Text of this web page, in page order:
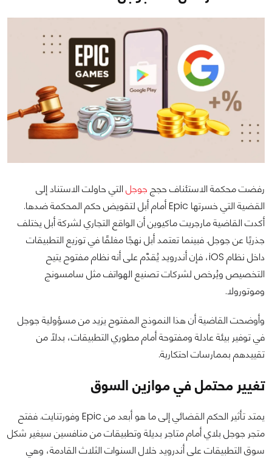
رفضت محكمة الاستئناف حجج جوجلالتي حاولت الاستناد إلى
القضية التي خسرتها Epic أمام أبل لتقويض حكم المحكمة ضدها.
أكدت القاضية مارجريت ماكيوين أن الواقع التجاري لشركة أبل يختلف
جذريًا عن جوجل. فبينما تعتمد أبل نهجًا مغلقًا في توزيع التطبيقات
داخل نظام iOS، فإن أندرويد يُقدَّم على أنه نظام مفتوح يتيح
التخصيص ويُرخص لشركات تصنيع الهواتف مثل سامسونج
وموتورولا.
وأوضحت القاضية أن هذا النموذج المفتوح يزيد من مسؤولية جوجل
في توفير بيئة عادلة ومفتوحة أمام مطوري التطبيقات، بدلًا من
تقييدهم بممارسات احتكارية.
تغيير محتمل في موازين السوق
يمتد تأثير الحكم القضائي إلى ما هو أبعد من Epic وفورتنايت. ففتح
متجر جوجل بلاي أمام متاجر بديلة وتطبيقات من منافسين سيغير شكل
سوق التطبيقات على أندرويد خلال السنوات الثلاث القادمة، وهي